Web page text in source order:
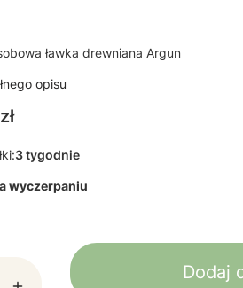
ławka drewniana Argun
opisu
3 tygodnie
wyczerpaniu
Dodaj